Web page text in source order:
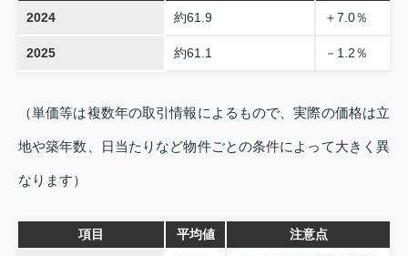
2024 約61.9 ＋7.0％
2025 約61.1 －1.2％
（単価等は複数年の取引情報によるもので、実際の価格は立
地や築年数、日当たりなど物件ごとの条件によって大きく異
なります）
項目 平均値 注意点